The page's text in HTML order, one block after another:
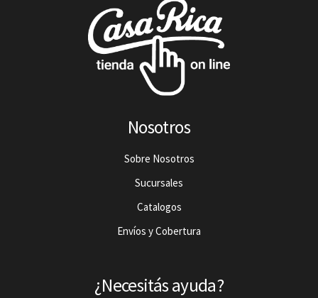
Nosotros
Sobre Nosotros
Sucursales
Catalogos
Envíos y Cobertura
¿Necesitás ayuda?